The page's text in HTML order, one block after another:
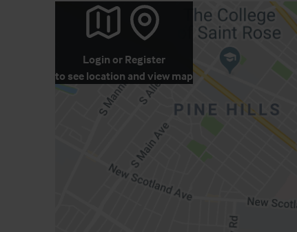
Login or Register
to see location and view map